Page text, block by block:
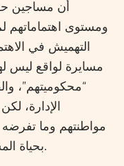
أن مساجين
ومستوى اهتماماتهم
التهميش في
مسايرة لواقع ليس
“محكوميتهم”،
الإدارة،
مواطنتهم وما تفرضه
بحياة المساجين الآخرين، فكيف تجلى ذلك؟.